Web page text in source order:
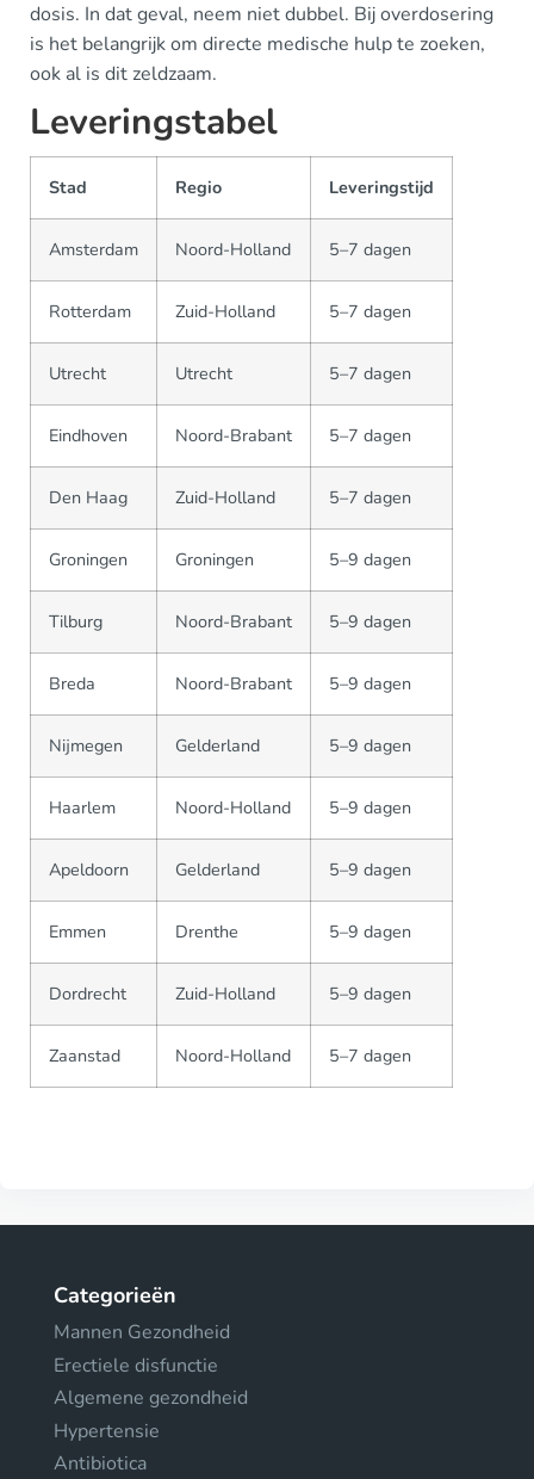
dosis. In dat geval, neem niet dubbel. Bij overdosering
is het belangrijk om directe medische hulp te zoeken,
ook al is dit zeldzaam.
Leveringstabel
Stad Regio Leveringstijd
Amsterdam Noord-Holland 5–7 dagen
Rotterdam Zuid-Holland 5–7 dagen
Utrecht Utrecht 5–7 dagen
Eindhoven Noord-Brabant 5–7 dagen
Den Haag Zuid-Holland 5–7 dagen
Groningen Groningen 5–9 dagen
Tilburg Noord-Brabant 5–9 dagen
Breda Noord-Brabant 5–9 dagen
Nijmegen Gelderland 5–9 dagen
Haarlem Noord-Holland 5–9 dagen
Apeldoorn Gelderland 5–9 dagen
Emmen Drenthe 5–9 dagen
Dordrecht Zuid-Holland 5–9 dagen
Zaanstad Noord-Holland 5–7 dagen
Categorieën
Mannen Gezondheid
Erectiele disfunctie
Algemene gezondheid
Hypertensie
Antibiotica